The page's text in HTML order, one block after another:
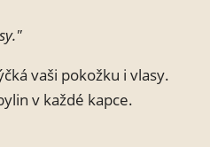
vaši pokožku i vlasy.
v každé kapce.